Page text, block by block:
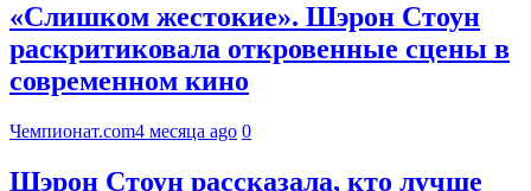
«Слишком жестокие». Шэрон Стоун
раскритиковала откровенные сцены в
современном кино
Чемпионат.com4 месяца ago 0
Шэрон Стоун рассказала, кто лучше